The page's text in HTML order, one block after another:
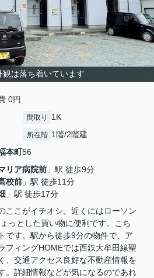
観は落ち着いています
0円
間取り 1K
所在階 1階/2階建
本町56
リア病院前 」駅 徒歩9分
校前 」駅 徒歩11分
」駅 徒歩17分
ここがイチオシ。近くにはローソン
っとした買い物に便利です。こち
です。駅から徒歩9分の物件で、ア
フィングHOMEでは西鉄大牟田線聖
、交通アクセス良好な不動産情報を
。詳細情報などが気になるのであれ